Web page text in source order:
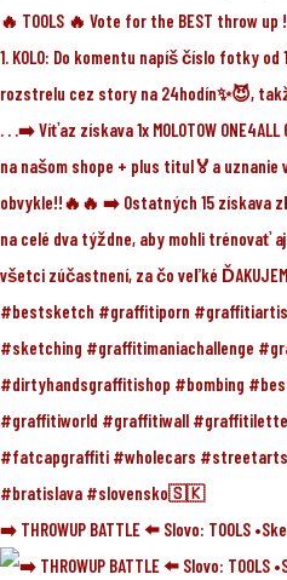
➡️ THROWUP BATTLE ⬅️ Slovo: TOOLS •Ske